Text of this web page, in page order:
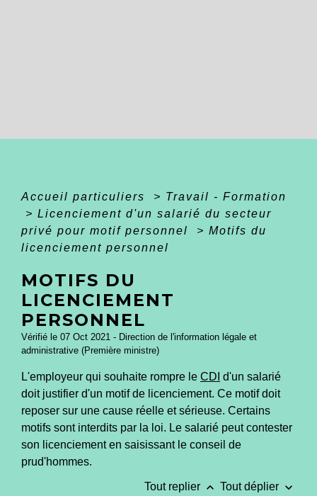
Accueil particuliers > Travail - Formation
> Licenciement d'un salarié du secteur
privé pour motif personnel
> Motifs du
licenciement personnel
MOTIFS DU
LICENCIEMENT
PERSONNEL
Vérifié le 07 Oct 2021 - Direction de l'information légale et
administrative (Première ministre)
L'employeur qui souhaite rompre le CDI d'un salarié
doit justifier d'un motif de licenciement. Ce motif doit
reposer sur une cause réelle et sérieuse. Certains
motifs sont interdits par la loi. Le salarié peut contester
son licenciement en saisissant le conseil de
prud'hommes.
Tout replier keyboard_arrow_up Tout déplier keyboard_arrow_down